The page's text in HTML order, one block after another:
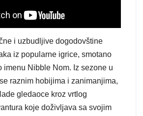
i uzbudljive dogodovštine
iz popularne igrice, smotano
imenu Nibble Nom. Iz sezone u
raznim hobijima i zanimanjima,
gledaoce kroz vrtlog
koje doživljava sa svojim